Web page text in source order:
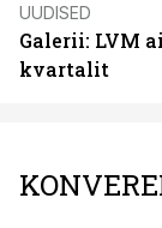
UUDISED
Galerii: LVM
kvartalit